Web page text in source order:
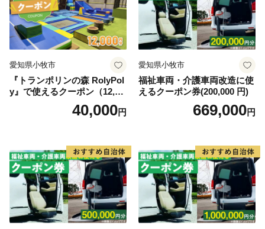
愛知県小牧市
『トランポリンの森 RolyPol
y』で使えるクーポン（12,00
40,000円
愛知県小牧市
福祉車両・介護車両改造に使
えるクーポン券(200,000 円)
669,000円